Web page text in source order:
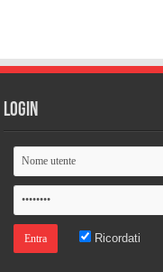
Login
Ricordati